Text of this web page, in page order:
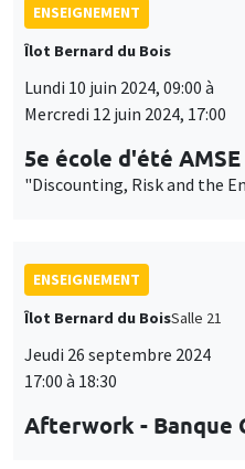
ENSEIGNEMENT
Îlot Bernard du Bois
Lundi 10 juin 2024, 09:00 à
Mercredi 12 juin 2024, 17:00
5e école d'été AMSE
"Discounting, Risk and the
ENSEIGNEMENT
Îlot Bernard du BoisSalle 21
Jeudi 26 septembre 2024
17:00 à 18:30
Afterwork - Banque